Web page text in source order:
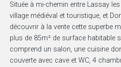
Située à mi-chemin entre Lassay
village médiéval et touristique, et
découvrir à la vente cette superbe
plus de 85m² de surface habitable
comprend un salon, une cuisine
couverte avec cave et WC, 4